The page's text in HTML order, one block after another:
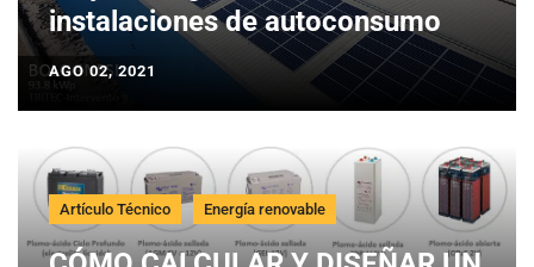
instalaciones de autoconsumo
AGO 02, 2021
Artículo Técnico Energía renovable